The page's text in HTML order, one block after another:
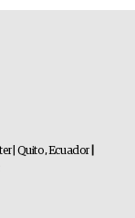
| Quito, Ecuador